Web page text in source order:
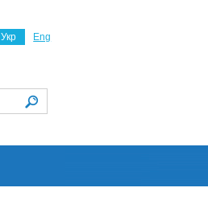
Укр Eng